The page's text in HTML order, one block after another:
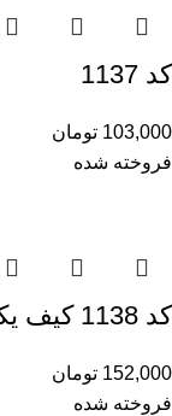
کد 1137
103,000 تومان
فروخته شده
کد 1138 کیف یکطرفه زنانه رسمی
152,000 تومان
فروخته شده